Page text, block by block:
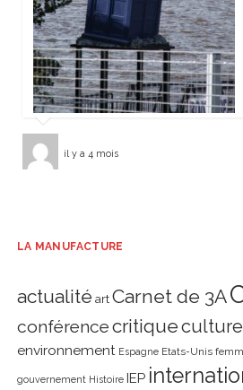
il y a 4 mois
LA MANUFACTURE
actualité art Carnet de 3A
conférencecritiqueculture
environnement Espagne Etats-Unis
gouvernement Histoire IEP